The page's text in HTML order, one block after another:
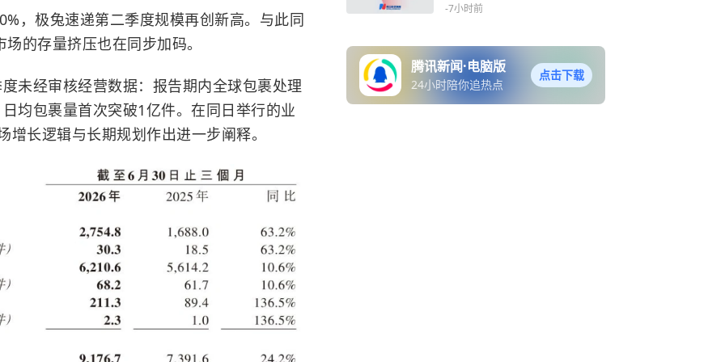
，极兔速递第二季度规模再创新高。与此同
的存量挤压也在同步加码。
未经审核经营数据：报告期内全球包裹处理
均包裹量首次突破1亿件。在同日举行的业
长逻辑与长期规划作出进一步阐释。
-7小时前
腾讯新闻·电脑版
24小时陪你追热点
点击下载